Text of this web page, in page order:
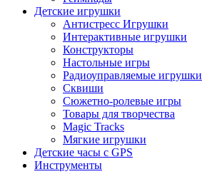
Детские игрушки
Антистресс Игрушки
Интерактивные игрушки
Конструкторы
Настольные игры
Радиоуправляемые игрушки
Сквиши
Сюжетно-ролевые игры
Товары для творчества
Magic Tracks
Мягкие игрушки
Детские часы с GPS
Инструменты